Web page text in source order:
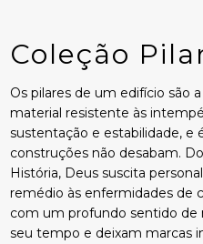
Coleção
Os pilares de um edifício são
material resistente às
sustentação e estabilidade, e
construções não desabam.
História, Deus suscita
remédio às enfermidades de
com um profundo sentido de
seu tempo e deixam marcas